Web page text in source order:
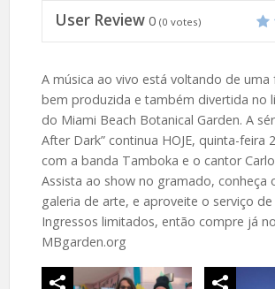
User Review 0 (0 votes)
A música ao vivo está voltando de uma
bem produzida e também divertida no
do Miami Beach Botanical Garden. A
After Dark” continua HOJE, quinta-feira
com a banda Tamboka e o cantor
Assista ao show no gramado, conheça
galeria de arte, e aproveite o serviço
Ingressos limitados, então compre já
MBgarden.org